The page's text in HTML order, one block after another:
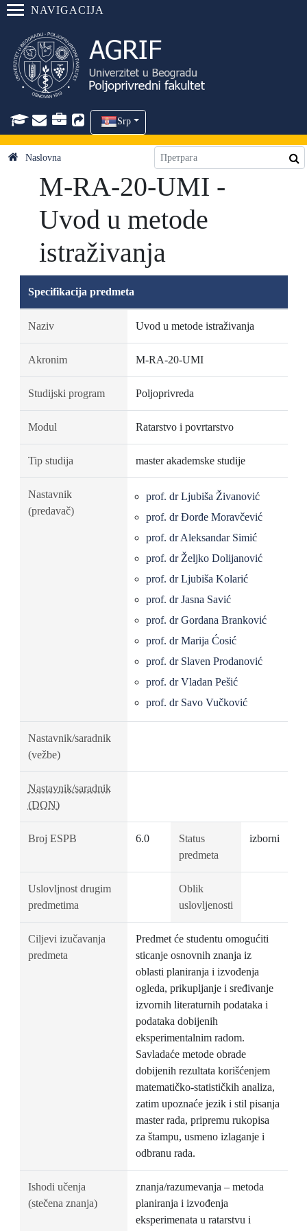
NAVIGACIJA
Srp
Naslovna
M-RA-20-UMI -
Uvod u metode
istraživanja
Specifikacija predmeta
Naziv Uvod u metode istraživanja
Akronim M-RA-20-UMI
Studijski program Poljoprivreda
Modul Ratarstvo i povrtarstvo
Tip studija master akademske studije
Nastavnik
(predavač)
prof. dr Ljubiša Živanović
prof. dr Đorđe Moravčević
prof. dr Aleksandar Simić
prof. dr Željko Dolijanović
prof. dr Ljubiša Kolarić
prof. dr Jasna Savić
prof. dr Gordana Branković
prof. dr Marija Ćosić
prof. dr Slaven Prodanović
prof. dr Vladan Pešić
prof. dr Savo Vučković
Nastavnik/saradnik
(vežbe)
Nastavnik/saradnik
(DON)
Broj ESPB 6.0
Status
predmeta
izborni
Uslovljnost drugim
predmetima
Oblik
uslovljenosti
Ciljevi izučavanja
predmeta
Predmet će studentu omogućiti
sticanje osnovnih znanja iz
oblasti planiranja i izvođenja
ogleda, prikupljanje i sređivanje
izvornih literaturnih podataka i
podataka dobijenih
eksperimentalnim radom.
Savladaće metode obrade
dobijenih rezultata korišćenjem
matematičko-statističkih analiza,
zatim upoznaće jezik i stil pisanja
master rada, pripremu rukopisa
za štampu, usmeno izlaganje i
odbranu rada.
Ishodi učenja
(stečena znanja)
znanja/razumevanja – metoda
planiranja i izvođenja
eksperimenata u ratarstvu i